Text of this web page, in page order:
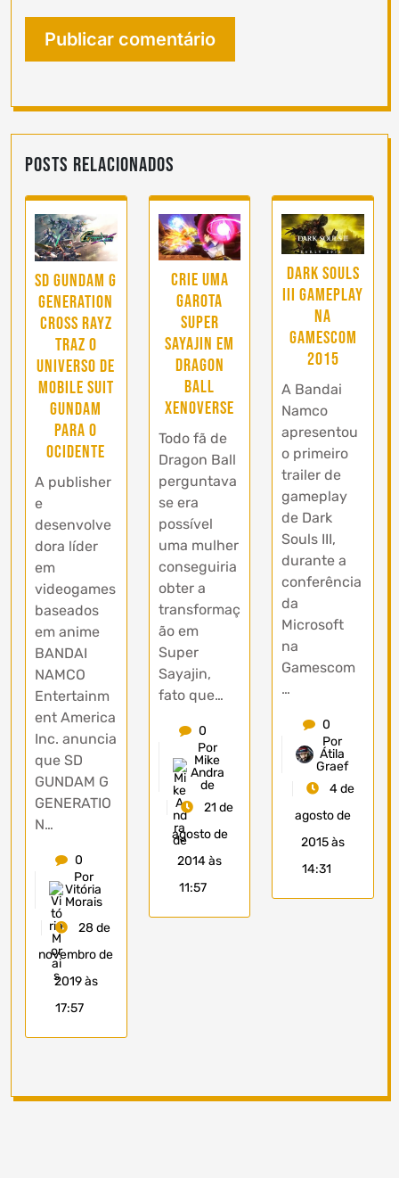
Posts Relacionados
SD Gundam G
Generation
Cross Rayz
traz o
universo de
Mobile Suit
Gundam
para o
Ocidente
A publisher
e
desenvolve
dora líder
em
videogames
baseados
em anime
BANDAI
NAMCO
Entertainm
ent America
Inc. anuncia
que SD
GUNDAM G
GENERATIO
N…
0
Por
Vitória
Morais
28 de
novembro de
2019 às
17:57
Crie uma
garota
Super
Sayajin em
Dragon
Ball
Xenoverse
Todo fã de
Dragon Ball
perguntava
se era
possível
uma mulher
conseguiria
obter a
transformaç
ão em
Super
Sayajin,
fato que…
0
Por
Mike
Andra
de
21 de
agosto de
2014 às
11:57
Dark Souls
III Gameplay
na
Gamescom
2015
A Bandai
Namco
apresentou
o primeiro
trailer de
gameplay
de Dark
Souls III,
durante a
conferência
da
Microsoft
na
Gamescom
…
0
Por
Átila
Graef
4 de
agosto de
2015 às
14:31